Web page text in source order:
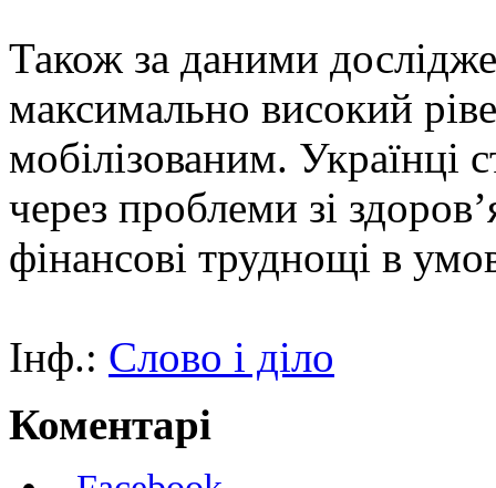
Також за даними
максимально високий
мобілізованим. Українці
через проблеми зі
фінансові труднощі в
Інф.: Слово і діло
Коментарі